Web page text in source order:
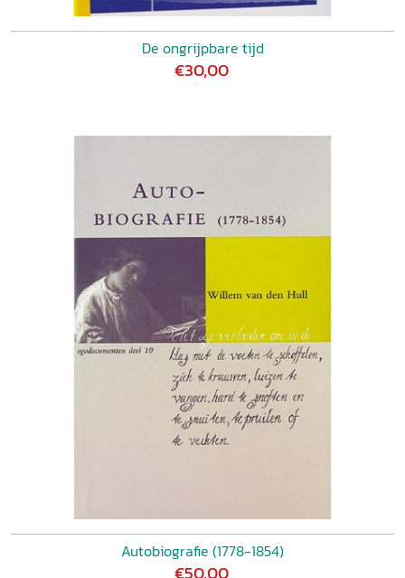
De ongrijpbare tijd
€30,00
Autobiografie (1778-1854)